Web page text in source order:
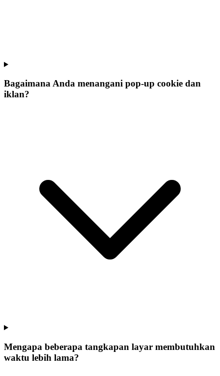
Bagaimana Anda menangani pop-up cookie dan
iklan?
Mengapa beberapa tangkapan layar membutuhkan
waktu lebih lama?